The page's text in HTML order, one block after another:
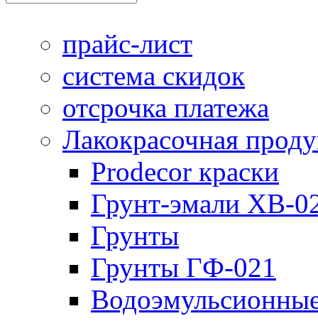
прайс-лист
система скидок
отсрочка платежа
Лакокрасочная
Prodecor краски
Грунт-эмали ХВ-
Грунты
Грунты ГФ-021